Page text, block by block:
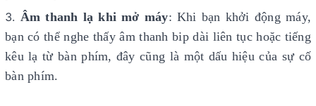
Âm thanh lạ khi mở máy: Khi bạn khởi động máy,
bạn có thể nghe thấy âm thanh bip dài liên tục hoặc tiếng
kêu lạ từ bàn phím, đây cũng là một dấu hiệu của sự cố
bàn phím.